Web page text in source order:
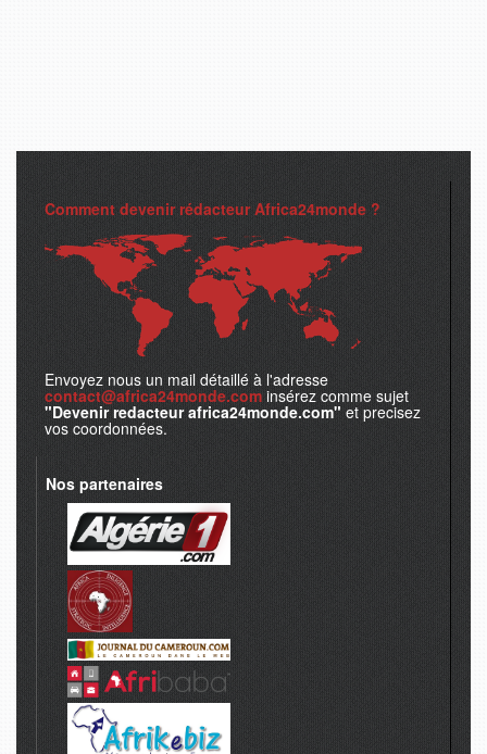
Comment devenir rédacteur Africa24monde ?
Envoyez nous un mail détaillé à l'adresse
contact@africa24monde.com insérez comme sujet
"Devenir redacteur africa24monde.com" et precisez
vos coordonnées.
Nos partenaires